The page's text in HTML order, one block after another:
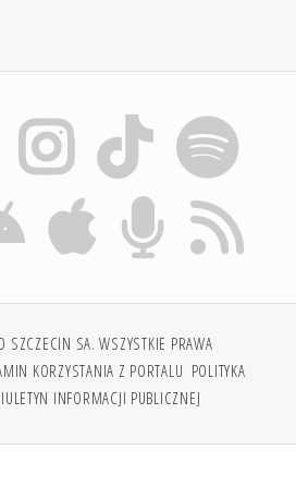
SA. WSZYSTKIE PRAWA
KORZYSTANIA Z PORTALU POLITYKA
INFORMACJI PUBLICZNEJ